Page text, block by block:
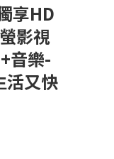
享HD
影視
音樂-
活又快